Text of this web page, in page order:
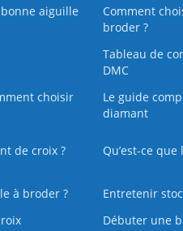
aiguille
Comment
broder ?
Tableau de
DMC
choisir
Le guide
diamant
de croix ?
Qu’est-ce
à broder ?
Entretenir
Débuter une